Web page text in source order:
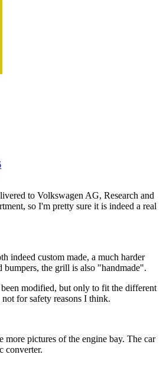
to Volkswagen AG, Research and
so I'm pretty sure it is indeed a real
indeed custom made, a much harder
bumpers, the grill is also "handmade".
modified, but only to fit the different
for safety reasons I think.
pictures of the engine bay. The car
converter.